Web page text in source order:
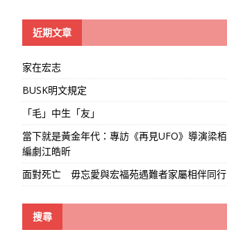
線
近期文章
家在宏志
BUSK明文規定
「毛」中生「友」
當下就是黃金年代：專訪《再見UFO》導演梁栢
編劇江皓昕
面對死亡 毋忘愛與宏福苑遇難者家屬相伴同行
搜尋